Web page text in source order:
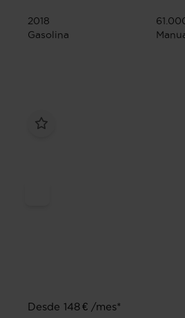
2018
Gasolina
Desde 148 € /mes*